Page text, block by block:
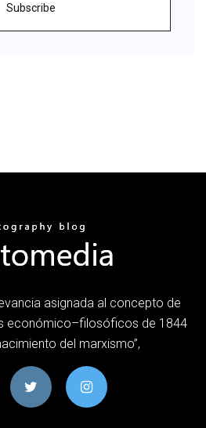
Subscribe
asignada al concepto de
económico–filosóficos de 1844
del marxismo”,